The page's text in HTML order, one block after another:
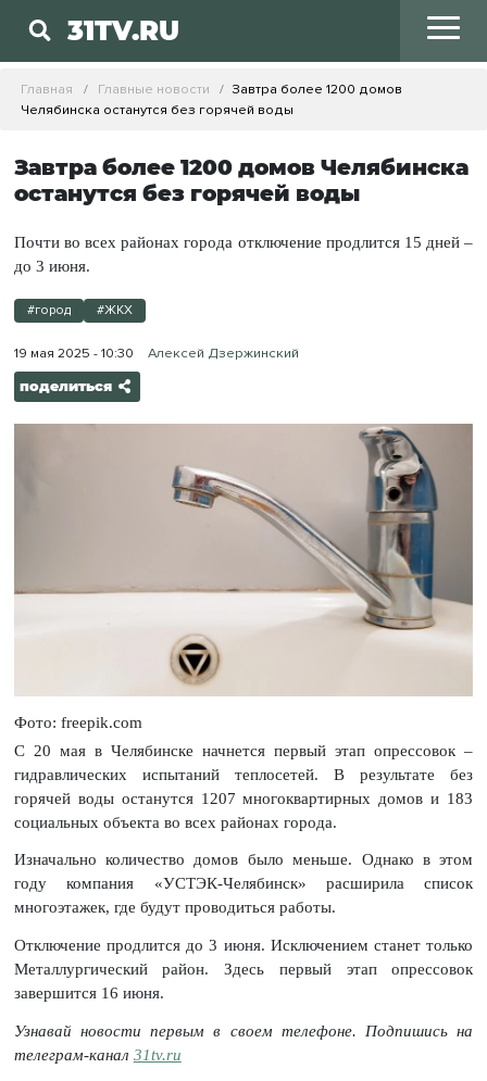
31TV.RU
Главная Главные новости
Завтра более 1200 домов
Челябинска останутся без горячей воды
Завтра более 1200 домов Челябинска
останутся без горячей воды
Почти во всех районах города отключение продлится 15 дней –
до 3 июня.
#город #ЖКХ
19 мая 2025 - 10:30 Алексей Дзержинский
поделиться
Фото: freepik.com
С 20 мая в Челябинске начнется первый этап опрессовок –
гидравлических испытаний теплосетей. В результате без
горячей воды останутся 1207 многоквартирных домов и 183
социальных объекта во всех районах города.
Изначально количество домов было меньше. Однако в этом
году компания «УСТЭК-Челябинск» расширила список
многоэтажек, где будут проводиться работы.
Отключение продлится до 3 июня. Исключением станет только
Металлургический район. Здесь первый этап опрессовок
завершится 16 июня.
Узнавай новости первым в своем телефоне. Подпишись на
телеграм-канал 31tv.ru